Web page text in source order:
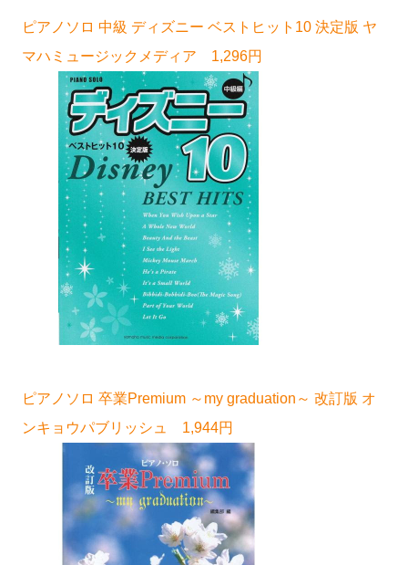
ピアノソロ 中級 ディズニー ベストヒット10 決定版 ヤ
マハミュージックメディア 1,296円
ピアノソロ 卒業Premium ～my graduation～ 改訂版 オ
ンキョウパブリッシュ 1,944円